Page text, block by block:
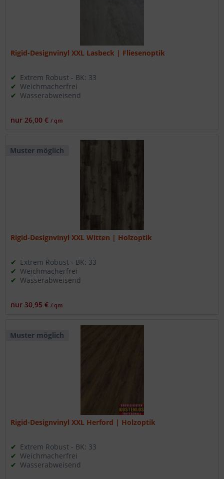
Rigid-Designvinyl XXL Lasbeck | Fliesenoptik
Extrem Robust - BK: 33
Weichmacherfrei
Wasserabweisend
nur 26,00 €/ qm
Muster möglich
Rigid-Designvinyl XXL Witten | Holzoptik
Extrem Robust - BK: 33
Weichmacherfrei
Wasserabweisend
nur 30,95 €/ qm
Muster möglich
Rigid-Designvinyl XXL Herford | Holzoptik
Extrem Robust - BK: 33
Weichmacherfrei
Wasserabweisend